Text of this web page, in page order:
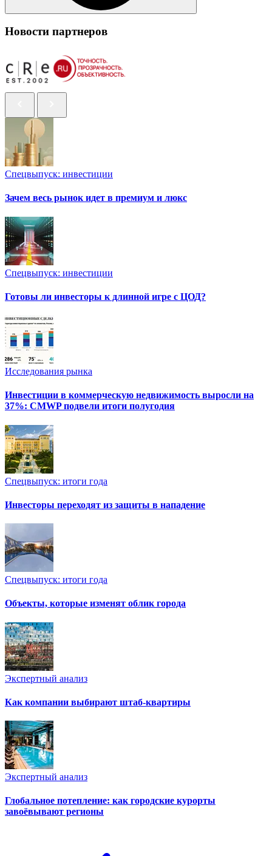
Новости партнеров
Спецвыпуск: инвестиции
Зачем весь рынок идет в премиум и люкс
Спецвыпуск: инвестиции
Готовы ли инвесторы к длинной игре с ЦОД?
Исследования рынка
Инвестиции в коммерческую недвижимость выросли на
37%: CMWP подвели итоги полугодия
Спецвыпуск: итоги года
Инвесторы переходят из защиты в нападение
Спецвыпуск: итоги года
Объекты, которые изменят облик города
Экспертный анализ
Как компании выбирают штаб-квартиры
Экспертный анализ
Глобальное потепление: как городские курорты
завоёвывают регионы